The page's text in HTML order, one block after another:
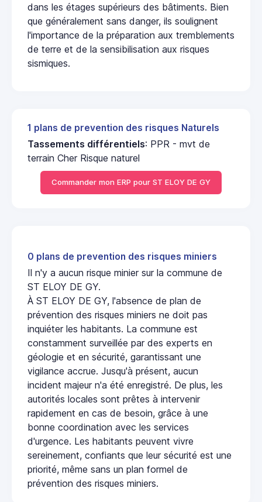
dans les étages supérieurs des bâtiments. Bien
que généralement sans danger, ils soulignent
l'importance de la préparation aux tremblements
de terre et de la sensibilisation aux risques
sismiques.
1 plans de prevention des risques Naturels
Tassements différentiels: PPR - mvt de
terrain Cher Risque naturel
Commander mon ERP pour ST ELOY DE GY
0 plans de prevention des risques miniers
Il n'y a aucun risque minier sur la commune de
ST ELOY DE GY.
À ST ELOY DE GY, l'absence de plan de
prévention des risques miniers ne doit pas
inquiéter les habitants. La commune est
constamment surveillée par des experts en
géologie et en sécurité, garantissant une
vigilance accrue. Jusqu'à présent, aucun
incident majeur n'a été enregistré. De plus, les
autorités locales sont prêtes à intervenir
rapidement en cas de besoin, grâce à une
bonne coordination avec les services
d'urgence. Les habitants peuvent vivre
sereinement, confiants que leur sécurité est une
priorité, même sans un plan formel de
prévention des risques miniers.